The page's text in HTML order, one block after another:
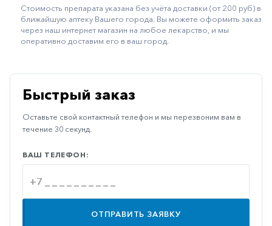
Остеопороз
Офтальмология
Противовирусные
Противовоспалительные
Противоопухолевые
Противоподагрические
Противорвотные
Стоимость препарата указана без учёта доставки (от 200 руб) в
ближайшую аптеку Вашего города. Вы можете оформить заказ
через наш интернет магазин на любое лекарство, и мы
оперативно доставим его в ваш город.
Быстрый заказ
Оставьте свой контактный телефон и мы перезвоним вам в
течение 30 секунд.
ВАШ ТЕЛЕФОН:
ОТПРАВИТЬ ЗАЯВКУ